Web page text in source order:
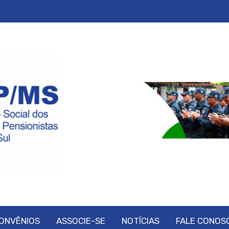
ASSOCIE-SE NOTÍCIAS FALE